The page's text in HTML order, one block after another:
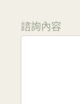
諮詢內容